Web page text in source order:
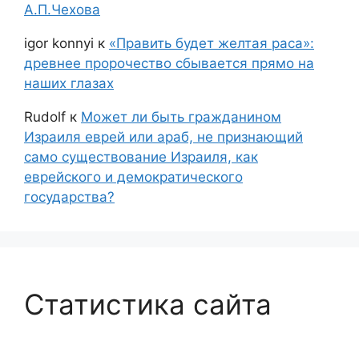
А.П.Чехова
igor konnyi к «Править будет желтая раса»:
древнее пророчество сбывается прямо на
наших глазах
Rudolf к Может ли быть гражданином
Израиля еврей или араб, не признающий
само существование Израиля, как
еврейского и демократического
государства?
Статистика сайта